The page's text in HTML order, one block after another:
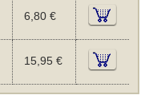
6,80 €
15,95 €